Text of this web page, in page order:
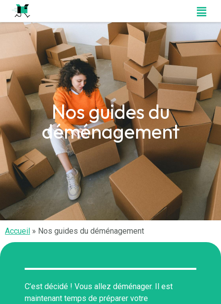
Nos guides du
déménagement
Accueil » Nos guides du déménagement
C’est décidé ! Vous allez déménager. Il est
maintenant temps de préparer votre